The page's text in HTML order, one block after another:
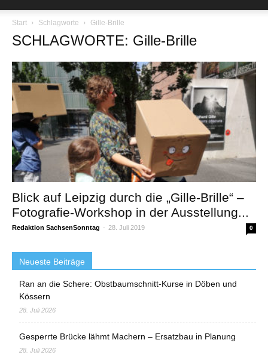
Start Schlagworte Gille-Brille
SCHLAGWORTE: Gille-Brille
Blick auf Leipzig durch die „Gille-Brille“ –
Fotografie-Workshop in der Ausstellung...
Redaktion SachsenSonntag - 28. Juli 2019 0
Neueste Beiträge
Ran an die Schere: Obstbaumschnitt-Kurse in Döben und
Kössern
28. Juli 2026
Gesperrte Brücke lähmt Machern – Ersatzbau in Planung
28. Juli 2026